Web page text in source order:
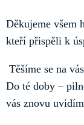
Děkujeme všem
kteří přispěli k
Těšíme se na
Do té doby –
vás znovu